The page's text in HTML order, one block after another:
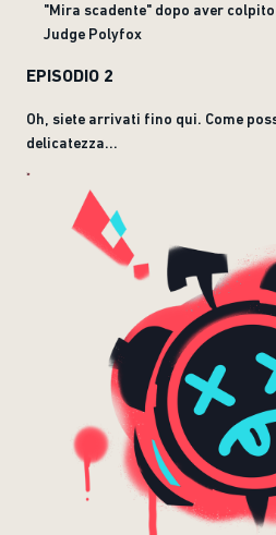
"Mira scadente" dopo aver
Judge Polyfox
EPISODIO 2
Oh, siete arrivati fino qui. Come
delicatezza...